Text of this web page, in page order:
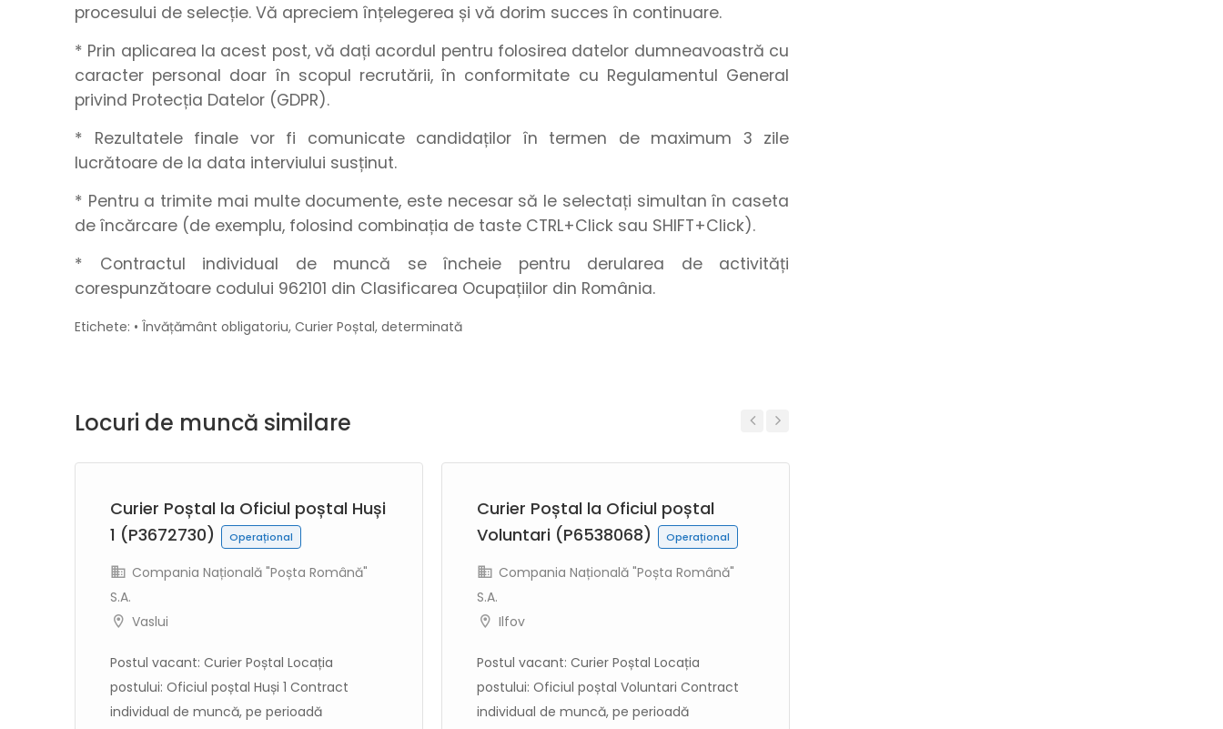
procesului de selecție. Vă apreciem înțelegerea și vă dorim succes în continuare.
* Prin aplicarea la acest post, vă dați acordul pentru folosirea datelor dumneavoastră cu
caracter personal doar în scopul recrutării, în conformitate cu Regulamentul General
privind Protecția Datelor (GDPR).
* Rezultatele finale vor fi comunicate candidaților în termen de maximum 3 zile
lucrătoare de la data interviului susținut.
* Pentru a trimite mai multe documente, este necesar să le selectați simultan în caseta
de încărcare (de exemplu, folosind combinația de taste CTRL+Click sau SHIFT+Click).
* Contractul individual de muncă se încheie pentru derularea de activități
corespunzătoare codului 962101 din Clasificarea Ocupațiilor din România.
Etichete: • Învățământ obligatoriu, Curier Poștal, determinată
Locuri de muncă similare
Curier Poștal la Oficiul poștal Huși
1 (P3672730)
Operațional
Compania Națională "Poșta Română"
S.A.
Vaslui
Postul vacant: Curier Poștal Locația
postului: Oficiul poștal Huși 1 Contract
individual de muncă, pe perioadă
Curier Poștal la Oficiul poștal
Voluntari (P6538068)
Operațional
Compania Națională "Poșta Română"
S.A.
Ilfov
Postul vacant: Curier Poștal Locația
postului: Oficiul poștal Voluntari Contract
individual de muncă, pe perioadă